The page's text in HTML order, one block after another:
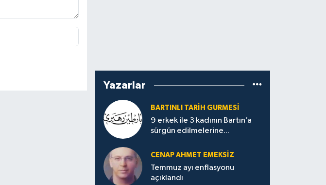
Yazarlar
BARTINLI TARIH GURMESI
9 erkek ile 3 kadının Bartın’a
sürgün edilmelerine...
CENAP AHMET EMEKSİZ
Temmuz ayı enflasyonu
açıklandı